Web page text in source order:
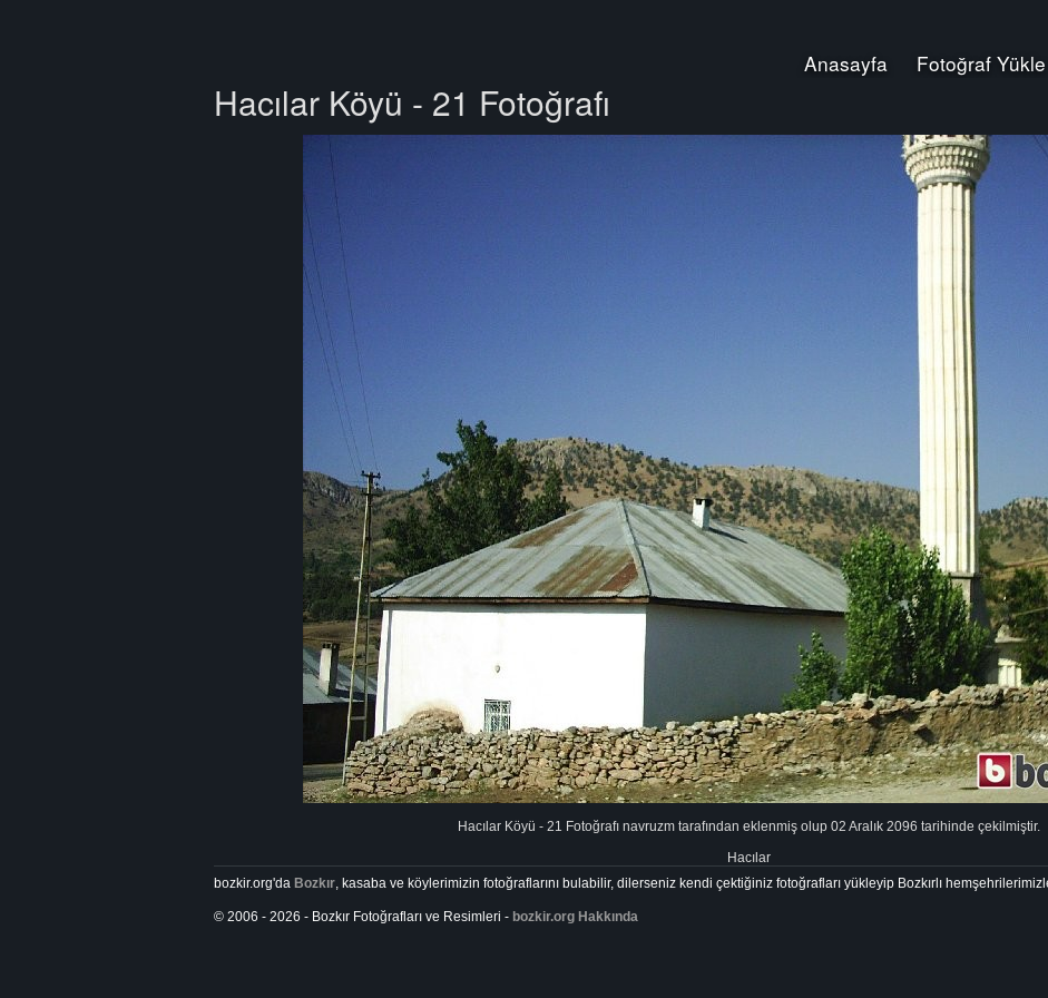
Anasayfa Fotoğraf Yükle
Hacılar Köyü - 21 Fotoğrafı
Hacılar Köyü - 21 Fotoğrafı navruzm tarafından eklenmiş olup 02 Aralık 2096 tarihinde çekilmiştir.
Hacılar
bozkir.org'da Bozkır, kasaba ve köylerimizin fotoğraflarını bulabilir, dilerseniz kendi çektiğiniz fotoğrafları yükleyip Bozkırlı
© 2006 - 2026 - Bozkır Fotoğrafları ve Resimleri - bozkir.org Hakkında